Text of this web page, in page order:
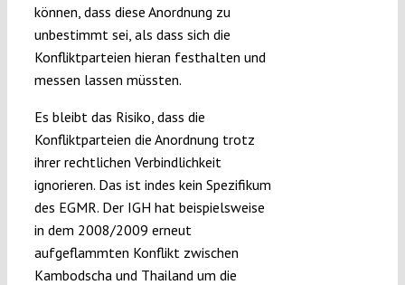
können, dass diese Anordnung zu
unbestimmt sei, als dass sich die
Konfliktparteien hieran festhalten und
messen lassen müssten.
Es bleibt das Risiko, dass die
Konfliktparteien die Anordnung trotz
ihrer rechtlichen Verbindlichkeit
ignorieren. Das ist indes kein Spezifikum
des EGMR. Der IGH hat beispielsweise
in dem 2008/2009 erneut
aufgeflammten Konflikt zwischen
Kambodscha und Thailand um die